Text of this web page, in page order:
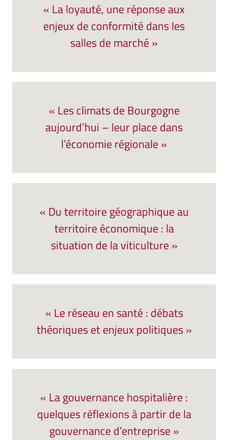
« La loyauté, une réponse aux
enjeux de conformité dans les
salles de marché »
« Les climats de Bourgogne
aujourd’hui – leur place dans
l’économie régionale »
« Du territoire géographique au
territoire économique : la
situation de la viticulture »
« Le réseau en santé : débats
théoriques et enjeux politiques »
« La gouvernance hospitalière :
quelques réflexions à partir de la
gouvernance d’entreprise »